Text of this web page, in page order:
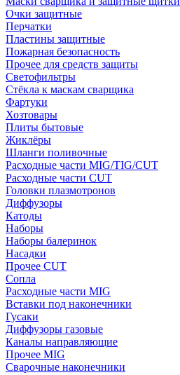
Очки защитные
Перчатки
Пластины защитные
Пожарная безопасность
Прочее для средств защиты
Светофильтры
Стёкла к маскам сварщика
Фартуки
Хозтовары
Плиты бытовые
Жиклёры
Шланги поливочные
Расходные части MIG/TIG/CUT
Расходные части CUT
Головки плазмотронов
Диффузоры
Катоды
Наборы
Наборы балеринок
Насадки
Прочее CUT
Сопла
Расходные части MIG
Вставки под наконечники
Гусаки
Диффузоры газовые
Каналы направляющие
Прочее MIG
Сварочные наконечники